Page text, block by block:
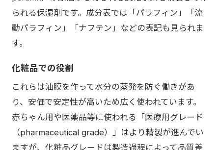
られる保湿剤です。成分表では「パラフィン」「流
動パラフィン」「ナフテン」などの表記も見られま
す。
化粧品での役割
これらは油膜を作って水分の蒸発を防ぐ働きがあ
り、安価で安定性が高いため広く使われています。
赤ちゃん用や医薬品等に使われる「医療用グレード
（pharmaceutical grade）」はより精製が進んでい
ますが、化粧品グレードは製造過程によって品質差